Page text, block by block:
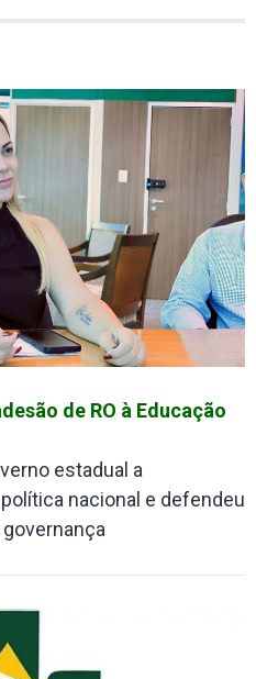
de RO à Educação
estadual a
nacional e defendeu